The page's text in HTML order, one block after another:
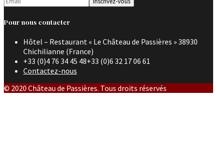
Pour nous contacter
Hôtel – Restaurant « Le Château de Passières » 38930
Chichilianne (France)
+33 (0)4 76 34 45 48+33 (0)6 32 17 06 61
Contactez-nous
© 2020 Château de Passières. Tous droits réservés